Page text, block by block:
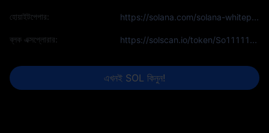
হোয়াইটপেপার: https://solana.com/solana-whitepaper.pdf
ব্লক এক্সপ্লোরার: https://solscan.io/token/So11111111111111111111111111111111111111111
এখনই SOL কিনুন!